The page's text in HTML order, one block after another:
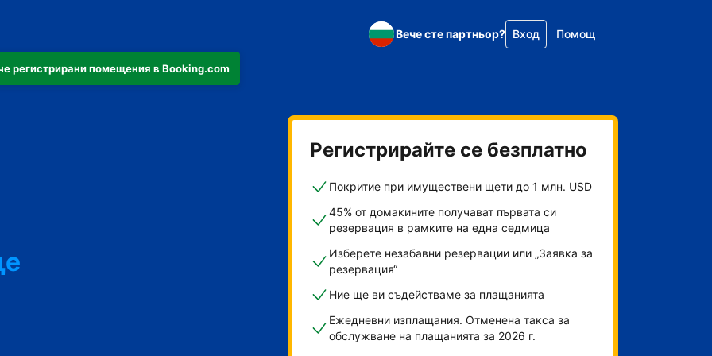
регистрирани помещения в Booking.com
Вече сте партньор? Вход Помощ
Регистрирайте се безплатно
Покритие при имуществени щети до 1 млн. USD
45% от домакините получават първата си
резервация в рамките на една седмица
Изберете незабавни резервации или „Заявка за
резервация“
Ние ще ви съдействаме за плащанията
Ежедневни изплащания. Отменена такса за
обслужване на плащанията за 2026 г.